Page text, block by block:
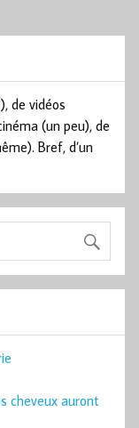
de vidéos
(un peu), de
Bref, d’un
cheveux auront